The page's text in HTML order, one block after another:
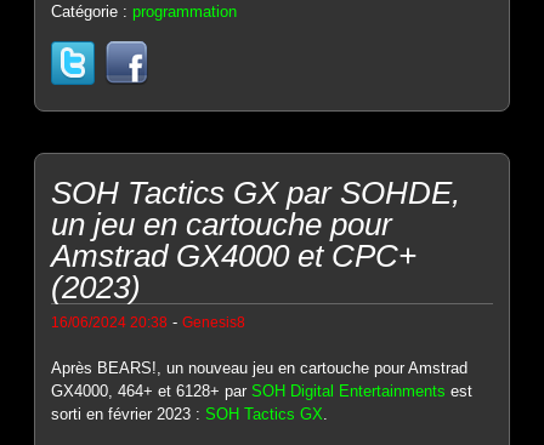
Catégorie :programmation
SOH Tactics GX par SOHDE,
un jeu en cartouche pour
Amstrad GX4000 et CPC+
(2023)
16/06/2024 20:38 -Genesis8
Après BEARS!, un nouveau jeu en cartouche pour Amstrad
GX4000, 464+ et 6128+ parSOH Digital Entertainments est
sorti en février 2023 :SOH Tactics GX